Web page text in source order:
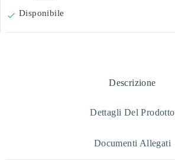
 Disponibile
Descrizione
Dettagli Del Prodotto
Documenti Allegati